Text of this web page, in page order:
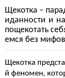
Щекотка –
иданности и
пощекотать
емся без мифов
Щекотка
й феномен,